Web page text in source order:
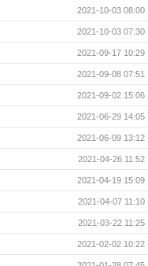
2021-10-03 08:00
2021-10-03 07:30
2021-09-17 10:29
2021-09-08 07:51
2021-09-02 15:06
2021-06-29 14:05
2021-06-09 13:12
2021-04-26 11:52
2021-04-19 15:09
2021-04-07 11:10
2021-03-22 11:25
2021-02-02 10:22